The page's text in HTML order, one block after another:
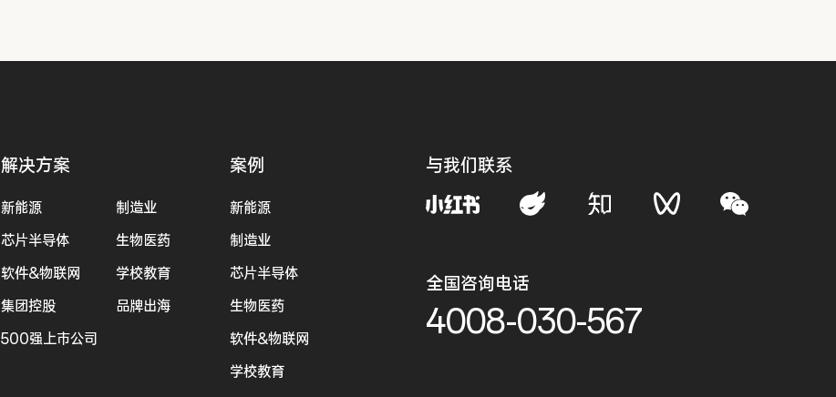
解决方案
新能源
制造业
芯片半导体
生物医药
软件&物联网
学校教育
集团控股
品牌出海
500强上市公司
案例
新能源
制造业
芯片半导体
生物医药
软件&物联网
学校教育
与我们联系
全国咨询电话
4008-030-567